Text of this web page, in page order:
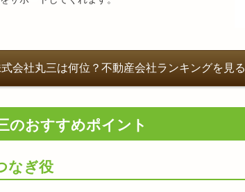
会社丸三は何位？不動産会社ランキングを見る
のおすすめポイント
なぎ役